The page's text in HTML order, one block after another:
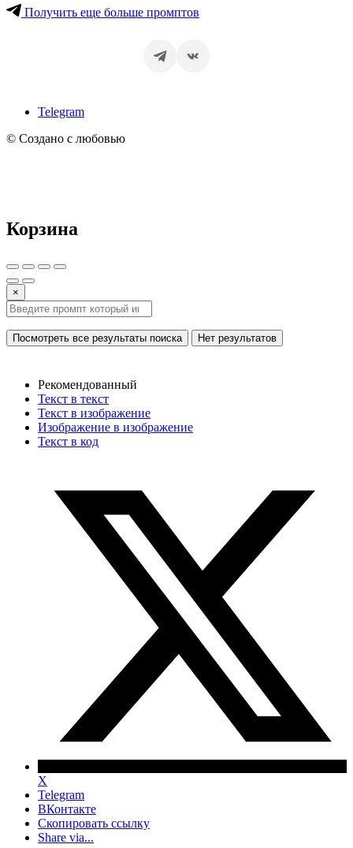
Получить еще больше промптов
Telegram
© Создано с любовью
Корзина
×
Посмотреть все результаты поиска Нет результатов
Рекомендованный
Текст в текст
Текст в изображение
Изображение в изображение
Текст в код
X
Telegram
ВКонтакте
Скопировать ссылку
Share via...